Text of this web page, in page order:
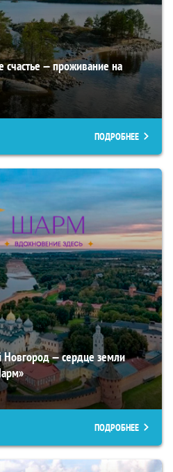
счастье — проживание на
ПОДРОБНЕЕ
— сердце земли
ПОДРОБНЕЕ